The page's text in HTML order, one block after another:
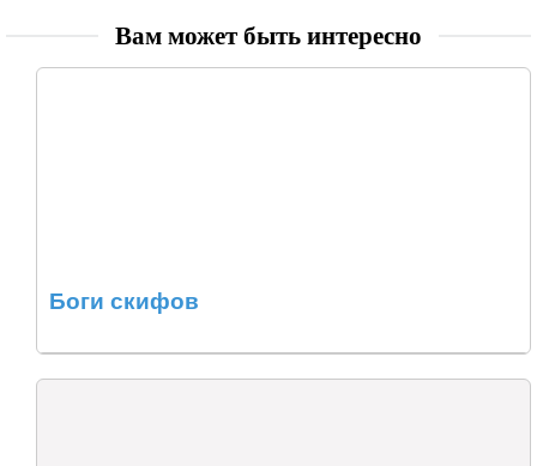
Вам может быть интересно
Боги скифов